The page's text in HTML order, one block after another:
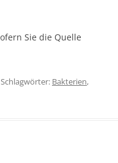
Sie die Quelle
Bakterien,